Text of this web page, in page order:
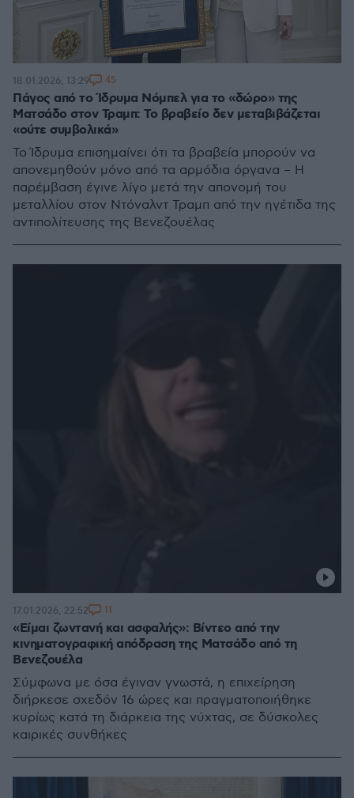
Πάγος από το Ίδρυμα Νόμπελ για το «δώρο» της
Ματσάδο στον Τραμπ: Το βραβείο δεν μεταβιβάζεται
«ούτε συμβολικά»
Το Ίδρυμα επισημαίνει ότι τα βραβεία μπορούν να
απονεμηθούν μόνο από τα αρμόδια όργανα – Η
παρέμβαση έγινε λίγο μετά την απονομή του
μεταλλίου στον Ντόναλντ Τραμπ από την ηγέτιδα της
αντιπολίτευσης της Βενεζουέλας
18.01.2026, 13:29 45
«Είμαι ζωντανή και ασφαλής»: Βίντεο από την
κινηματογραφική απόδραση της Ματσάδο από τη
Βενεζουέλα
Σύμφωνα με όσα έγιναν γνωστά, η επιχείρηση
διήρκεσε σχεδόν 16 ώρες και πραγματοποιήθηκε
κυρίως κατά τη διάρκεια της νύχτας, σε δύσκολες
καιρικές συνθήκες
17.01.2026, 22:52 11